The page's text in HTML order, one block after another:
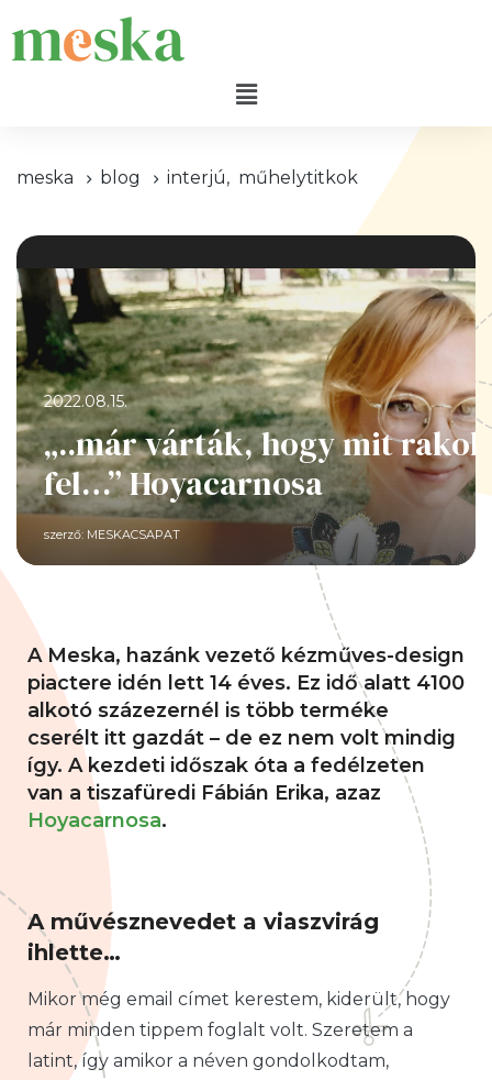
meska blog interjú, műhelytitkok
2022.08.15.
„..már várták, hogy mit rakok
fel…” Hoyacarnosa
szerző: MESKACSAPAT
A Meska, hazánk vezető kézműves-design
piactere idén lett 14 éves. Ez idő alatt 4100
alkotó százezernél is több terméke
cserélt itt gazdát – de ez nem volt mindig
így. A kezdeti időszak óta a fedélzeten
van a tiszafüredi Fábián Erika, azaz
Hoyacarnosa.
A művésznevedet a viaszvirág
ihlette…
Mikor még email címet kerestem, kiderült, hogy
már minden tippem foglalt volt. Szeretem a
latint, így amikor a néven gondolkodtam,